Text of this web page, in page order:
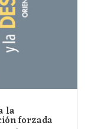
la
forzada